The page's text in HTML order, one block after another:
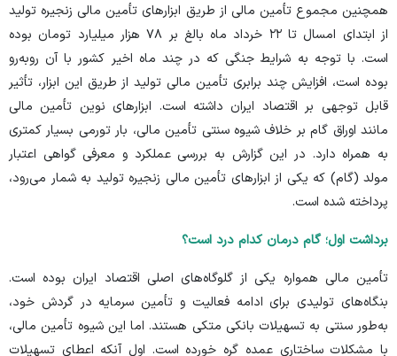
همچنین مجموع تأمین مالی از طریق ابزار‌های تأمین مالی زنجیره تولید
از ابتدای امسال تا ۲۲ خرداد ماه بالغ بر ۷۸ هزار میلیارد تومان بوده
است. با توجه به شرایط جنگی که در چند ماه اخیر کشور با آن روبه‌رو
بوده است، افزایش چند برابری تأمین مالی تولید از طریق این ابزار، تأثیر
قابل توجهی بر اقتصاد ایران داشته است. ابزار‌های نوین تأمین مالی
مانند اوراق گام بر خلاف شیوه سنتی تأمین مالی، بار تورمی بسیار کمتری
به همراه دارد. در این گزارش به بررسی عملکرد و معرفی گواهی اعتبار
مولد (گام) که یکی از ابزار‌های تأمین مالی زنجیره تولید به شمار می‌رود،
پرداخته شده است.
برداشت اول؛ گام درمان کدام درد است؟
تأمین مالی همواره یکی از گلوگاه‌های اصلی اقتصاد ایران بوده است.
بنگاه‌های تولیدی برای ادامه فعالیت و تأمین سرمایه در گردش خود،
به‌طور سنتی به تسهیلات بانکی متکی هستند. اما این شیوه تأمین مالی،
با مشکلات ساختاری عمده گره خورده است. اول آنکه اعطای تسهیلات